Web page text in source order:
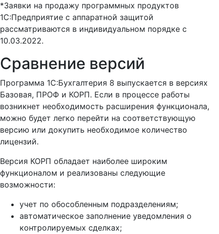
*Заявки на продажу программных продуктов
1С:Предприятие с аппаратной защитой
рассматриваются в индивидуальном порядке с
10.03.2022.
Сравнение версий
Программа 1С:Бухгалтерия 8 выпускается в версиях
Базовая, ПРОФ и КОРП. Если в процессе работы
возникнет необходимость расширения функционала,
можно будет легко перейти на соответствующую
версию или докупить необходимое количество
лицензий.
Версия КОРП обладает наиболее широким
функционалом и реализованы следующие
возможности:
учет по обособленным подразделениям;
автоматическое заполнение уведомления о
контролируемых сделках;